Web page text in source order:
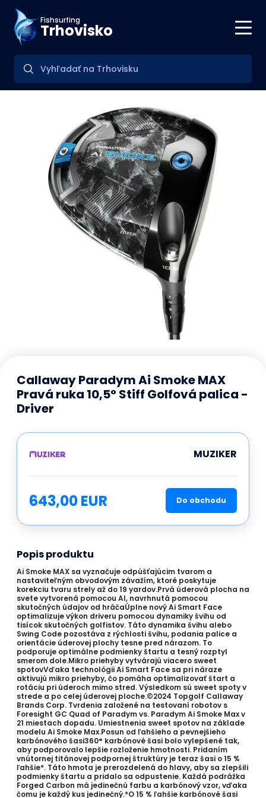
Fishsurfing
Trhovisko
Callaway Paradym Ai Smoke MAX
Pravá ruka 10,5° Stiff Golfová palica -
Driver
MUZIKER
643,00 EUR Do obchodu
Popis produktu
Ai Smoke MAX sa vyznačuje odpúšťajúcim tvarom a
nastaviteľným obvodovým závažím, ktoré poskytuje
korekciu tvaru strely až do 19 yardov.Prvá úderová plocha na
svete vytvorená pomocou AI, navrhnutá pomocou
skutočných údajov od hráčaÚplne nový Ai Smart Face
optimalizuje výkon driveru pomocou dynamiky švihu od
tisícok skutočných golfistov. Táto dynamika švihu alebo
Swing Code pozostáva z rýchlosti švihu, podania palice a
orientácie úderovej plochy tesne pred nárazom. To
podporuje optimálne podmienky štartu a tesný rozptyl
smerom dole.Mikro priehyby vytvárajú viacero sweet
spotovVďaka technológii Ai Smart Face sa pri náraze
aktivujú mikro priehyby, čo pomáha optimalizovať štart a
rotáciu pri úderoch mimo stred. Výsledkom sú sweet spoty v
strede a po celej úderovej ploche.©2024 Topgolf Callaway
Brands Corp. Tvrdenia založené na testovaní robotov s
Foresight GC Quad of Paradym vs. Paradym Ai Smoke Max v
21 miestach dopadu. Umiestnenia sweet spotov na základe
modelu Ai Smoke Max.Posun od ľahšieho a pevnejšieho
karbónového šasi360° karbónové šasi bolo vylepšené tak,
aby podporovalo lepšie rozloženie hmotnosti. Pridaním
vnútornej titánovej podpornej štruktúry je teraz šasi o 15 %
ľahšie*. Táto hmota je prerozdelená do hlavy, aby sa zlepšili
podmienky štartu a pridalo sa odpustenie. Každá podrážka
Forged Carbon má jedinečnú farbu a karbónový vzor, vďaka
čomu je každý kus jedinečný.*O 15 % ľahšie karbónové šasi